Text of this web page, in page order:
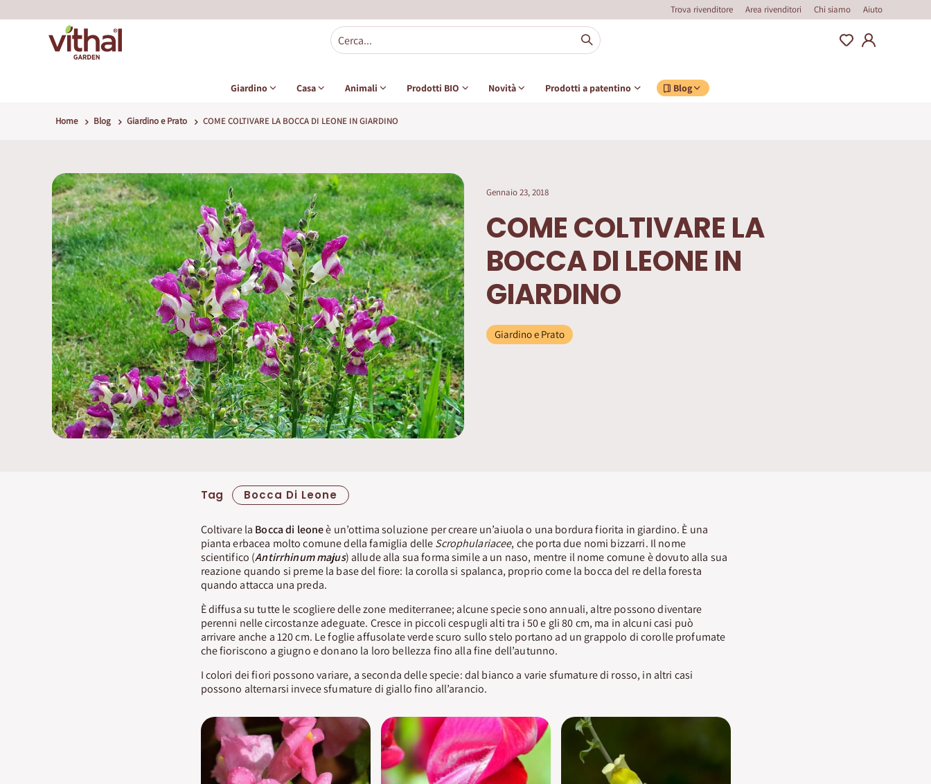
Trova rivenditore Area rivenditori Chi siamo Aiuto
Giardino Casa Animali Prodotti BIO Novità Prodotti a patentino Blog
Home Blog Giardino e Prato COME COLTIVARE LA BOCCA DI LEONE IN GIARDINO
Gennaio 23, 2018
COME COLTIVARE LA
BOCCA DI LEONE IN
GIARDINO
Giardino e Prato
Tag Bocca Di Leone
Coltivare la Bocca di leoneè un’ottima soluzione per creare un’aiuola o una bordura fiorita in giardino. È una
pianta erbacea molto comune della famiglia delleScrophulariacee, che porta due nomi bizzarri. Il nome
scientifico (Antirrhinum majus) allude alla sua forma simile a un naso, mentre il nome comune è dovuto alla sua
reazione quando si preme la base del fiore: la corolla si spalanca, proprio come la bocca del re della foresta
quando attacca una preda.
È diffusa su tutte le scogliere delle zone mediterranee; alcune specie sono annuali, altre possono diventare
perenni nelle circostanze adeguate. Cresce in piccoli cespugli alti tra i 50 e gli 80 cm, ma in alcuni casi può
arrivare anche a 120 cm. Le foglie affusolate verde scuro sullo stelo portano ad un grappolo di corolle profumate
che fioriscono a giugno e donano la loro bellezza fino alla fine dell’autunno.
I colori dei fiori possono variare, a seconda delle specie: dal bianco a varie sfumature di rosso, in altri casi
possono alternarsi invece sfumature di giallo fino all’arancio.